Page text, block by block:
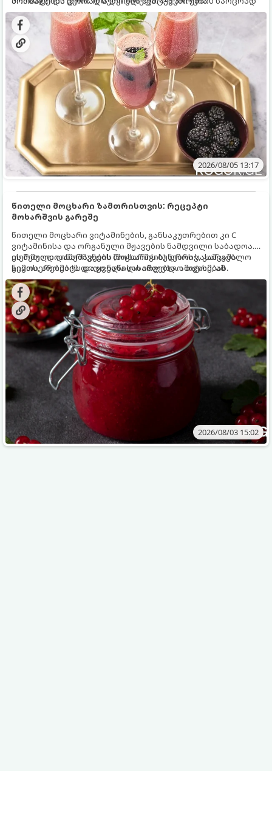
დახვეწილ და მაგრილებელ კოქტეილს.
2026/08/05 13:17
წითელი მოცხარი ზამთრისთვის: რეცეპტი
მოხარშვის გარეშე
წითელი მოცხარი ვიტამინების, განსაკუთრებით კი C
ვიტამინისა და ორგანული მჟავების ნამდვილი საბადოა.
თერმული დამუშავების (მოხარშვის) დროს სასარგებლო
ნივთიერებების დიდი ნაწილი იშლება. ამიტომ, ამ
კენკრის ზამთრისთვის შესანახად საუკეთესო გზა
„ცოცხალი ჯემის“ მომზადებაა - მოხარშვის გარეშე.
ეს მეთოდი ინარჩუნებს მოცხარის ბუნებრივ, კაშკაშა
გემოს, არომატს და ყველა სასარგებლო თვისებას.
2026/08/03 15:02